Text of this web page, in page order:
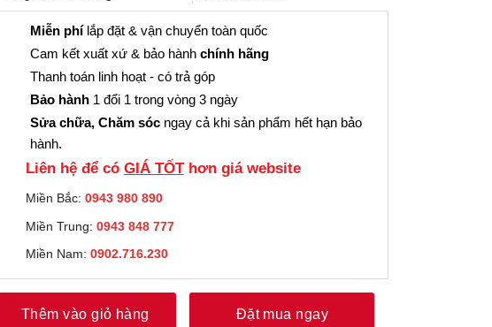
Miễn phílắp đặt & vận chuyển toàn quốc
Cam kết xuất xứ & bảo hành chính hãng
Thanh toán linh hoạt - có trả góp
Bảo hành 1 đổi 1 trong vòng 3 ngày
Sửa chữa, Chăm sóc ngay cả khi sản phẩm hết hạn bảo
hành.
Liên hệ để có GIÁ TỐThơn giá website
Miền Bắc: 0943 980 890
Miền Trung: 0943 848 777
Miền Nam: 0902.716.230
Thêm vào giỏ hàng Đặt mua ngay